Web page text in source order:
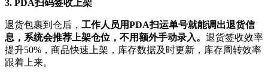
3. PDA扫码签收上架
退货包裹到仓后， 工作人员用PDA扫运单号就能调出退货信
息，系统会推荐上架仓位，不用额外手动录入。 退货签收效率
提升50%，商品快速上架，库存数据及时更新，库存周转效率
跟着上来。